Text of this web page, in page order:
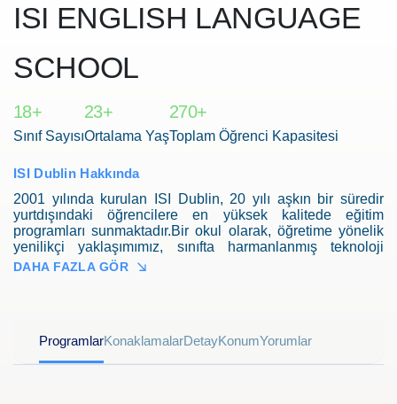
ISI ENGLISH LANGUAGE
SCHOOL
18+
Sınıf Sayısı
23+
Ortalama Yaş
270+
Toplam Öğrenci Kapasitesi
ISI Dublin Hakkında
2001 yılında kurulan ISI Dublin, 20 yılı aşkın bir süredir
yurtdışındaki öğrencilere en yüksek kalitede eğitim
programları sunmaktadır.Bir okul olarak, öğretime yönelik
yenilikçi yaklaşımımız, sınıfta harmanlanmış teknoloji
kullanımımız, personelimiz ve öğretmenlerimiz için sürekli
DAHA FAZLA GÖR
ProgramlarKonaklamalarDetayKonumYorumlar